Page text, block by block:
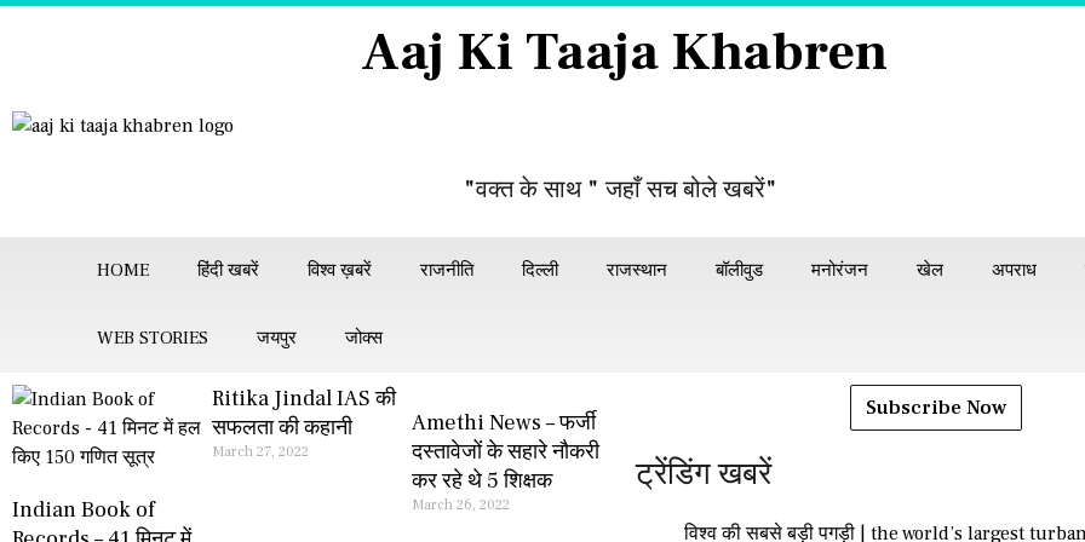
Aaj Ki Taaja Khabren
"वक्त के साथ " जहाँ सच बोले खबरें"
HOME हिंदी खबरें विश्व ख़बरें राजनीति दिल्ली राजस्थान बॉलीवुड मनोरंजन खेल अपराध
WEB STORIES जयपुर जोक्स
Indian Book of
Ritika Jindal IAS की
सफलता की कहानी
March 27, 2022
Amethi News – फर्जी
दस्तावेजों के सहारे नौकरी
कर रहे थे 5 शिक्षक
March 26, 2022
Subscribe Now
ट्रेंडिंग खबरें
विश्व की सबसे बड़ी पगड़ी | the world’s largest